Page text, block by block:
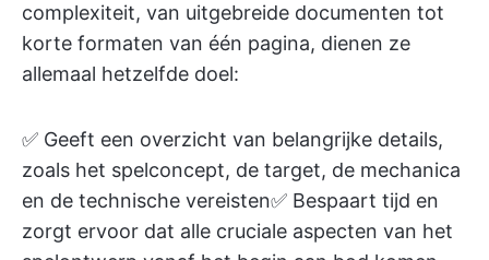
complexiteit, van uitgebreide documenten tot
korte formaten van één pagina, dienen ze
allemaal hetzelfde doel:
✅ Geeft een overzicht van belangrijke details,
zoals het spelconcept, de target, de mechanica
en de technische vereisten✅ Bespaart tijd en
zorgt ervoor dat alle cruciale aspecten van het